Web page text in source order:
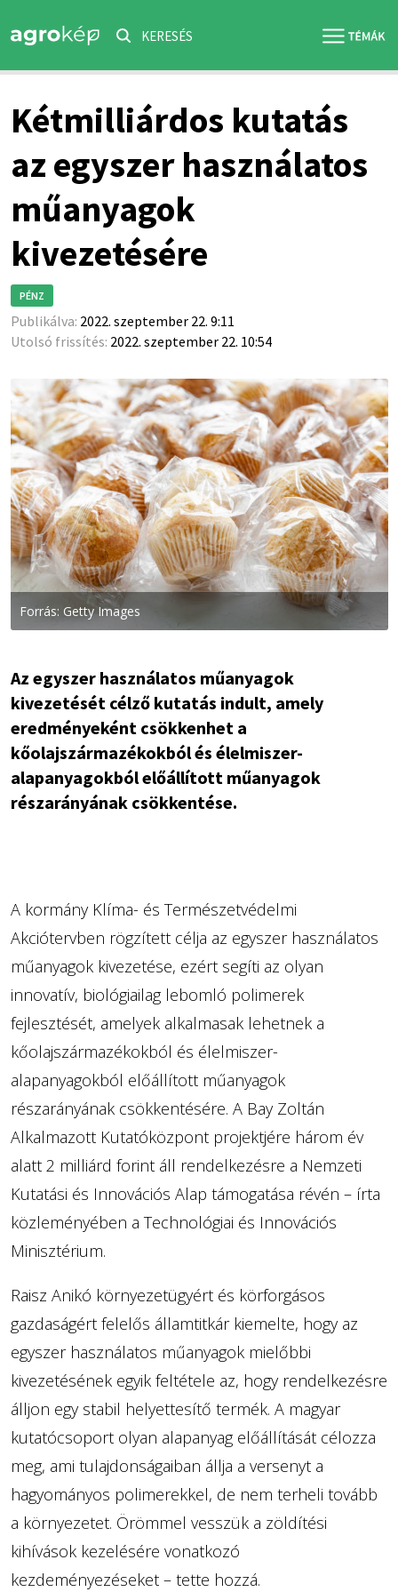
KERESÉS
Kétmilliárdos kutatás
az egyszer használatos
műanyagok
kivezetésére
PÉNZ
Publikálva: 2022. szeptember 22. 9:11
Utolsó frissítés: 2022. szeptember 22. 10:54
Forrás: Getty Images
Az egyszer használatos műanyagok
kivezetését célző kutatás indult, amely
eredményeként csökkenhet a
kőolajszármazékokból és élelmiszer-
alapanyagokból előállított műanyagok
részarányának csökkentése.
A kormány Klíma- és Természetvédelmi
Akciótervben rögzített célja az egyszer használatos
műanyagok kivezetése, ezért segíti az olyan
innovatív, biológiailag lebomló polimerek
fejlesztését, amelyek alkalmasak lehetnek a
kőolajszármazékokból és élelmiszer-
alapanyagokból előállított műanyagok
részarányának csökkentésére. A Bay Zoltán
Alkalmazott Kutatóközpont projektjére három év
alatt 2 milliárd forint áll rendelkezésre a Nemzeti
Kutatási és Innovációs Alap támogatása révén – írta
közleményében a Technológiai és Innovációs
Minisztérium.
Raisz Anikó környezetügyért és körforgásos
gazdaságért felelős államtitkár kiemelte, hogy az
egyszer használatos műanyagok mielőbbi
kivezetésének egyik feltétele az, hogy rendelkezésre
álljon egy stabil helyettesítő termék. A magyar
kutatócsoport olyan alapanyag előállítását célozza
meg, ami tulajdonságaiban állja a versenyt a
hagyományos polimerekkel, de nem terheli tovább
a környezetet. Örömmel vesszük a zöldítési
kihívások kezelésére vonatkozó
kezdeményezéseket – tette hozzá.